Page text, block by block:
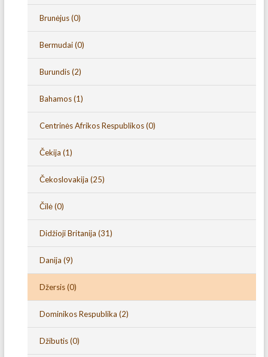
Brunėjus(0)
Bermudai(0)
Burundis(2)
Bahamos(1)
Centrinės Afrikos Respublikos(0)
Čekija (1)
Čekoslovakija (25)
Čilė(0)
Didžioji Britanija (31)
Danija (9)
Džersis(0)
Dominikos Respublika (2)
Džibutis(0)